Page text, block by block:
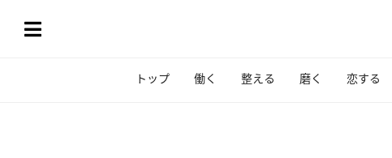
トップ 働く 整える 磨く 恋する